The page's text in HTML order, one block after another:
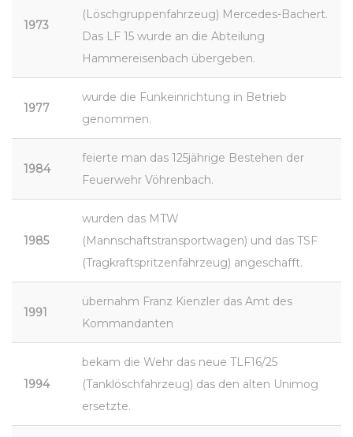
1973
(Löschgruppenfahrzeug) Mercedes-Bachert.
Das LF 15 wurde an die Abteilung
Hammereisenbach übergeben.
1977
wurde die Funkeinrichtung in Betrieb
genommen.
1984
feierte man das 125jährige Bestehen der
Feuerwehr Vöhrenbach.
1985
wurden das MTW
(Mannschaftstransportwagen) und das TSF
(Tragkraftspritzenfahrzeug) angeschafft.
1991
übernahm Franz Kienzler das Amt des
Kommandanten
1994
bekam die Wehr das neue TLF16/25
(Tanklöschfahrzeug) das den alten Unimog
ersetzte.